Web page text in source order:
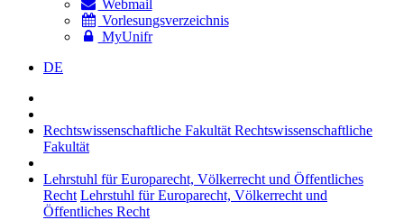
Webmail
Vorlesungsverzeichnis
MyUnifr
DE
Rechtswissenschaftliche Fakultät Rechtswissenschaftliche
Fakultät
Lehrstuhl für Europarecht, Völkerrecht und Öffentliches
Recht Lehrstuhl für Europarecht, Völkerrecht und
Öffentliches Recht